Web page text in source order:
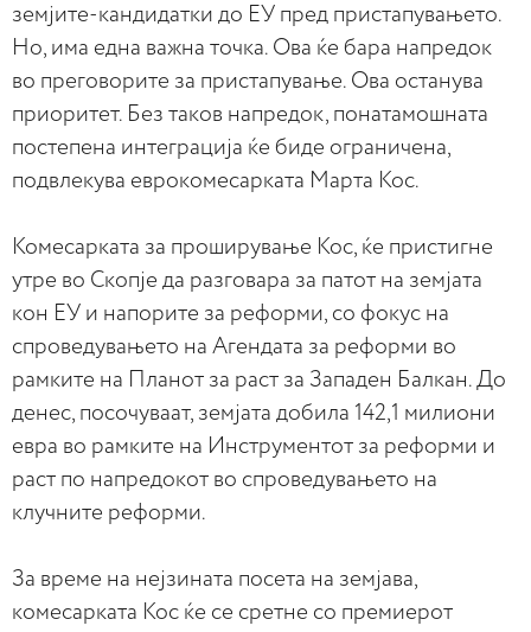
земјите-кандидатки до ЕУ пред пристапувањето.
Но, има една важна точка. Ова ќе бара напредок
во преговорите за пристапување. Ова останува
приоритет. Без таков напредок, понатамошната
постепена интеграција ќе биде ограничена,
подвлекува еврокомесарката Марта Кос.
Комесарката за проширување Кос, ќе пристигне
утре во Скопје да разговара за патот на земјата
кон ЕУ и напорите за реформи, со фокус на
спроведувањето на Агендата за реформи во
рамките на Планот за раст за Западен Балкан. До
денес, посочуваат, земјата добила 142,1 милиони
евра во рамките на Инструментот за реформи и
раст по напредокот во спроведувањето на
клучните реформи.
За време на нејзината посета на земјава,
комесарката Кос ќе се сретне со премиерот